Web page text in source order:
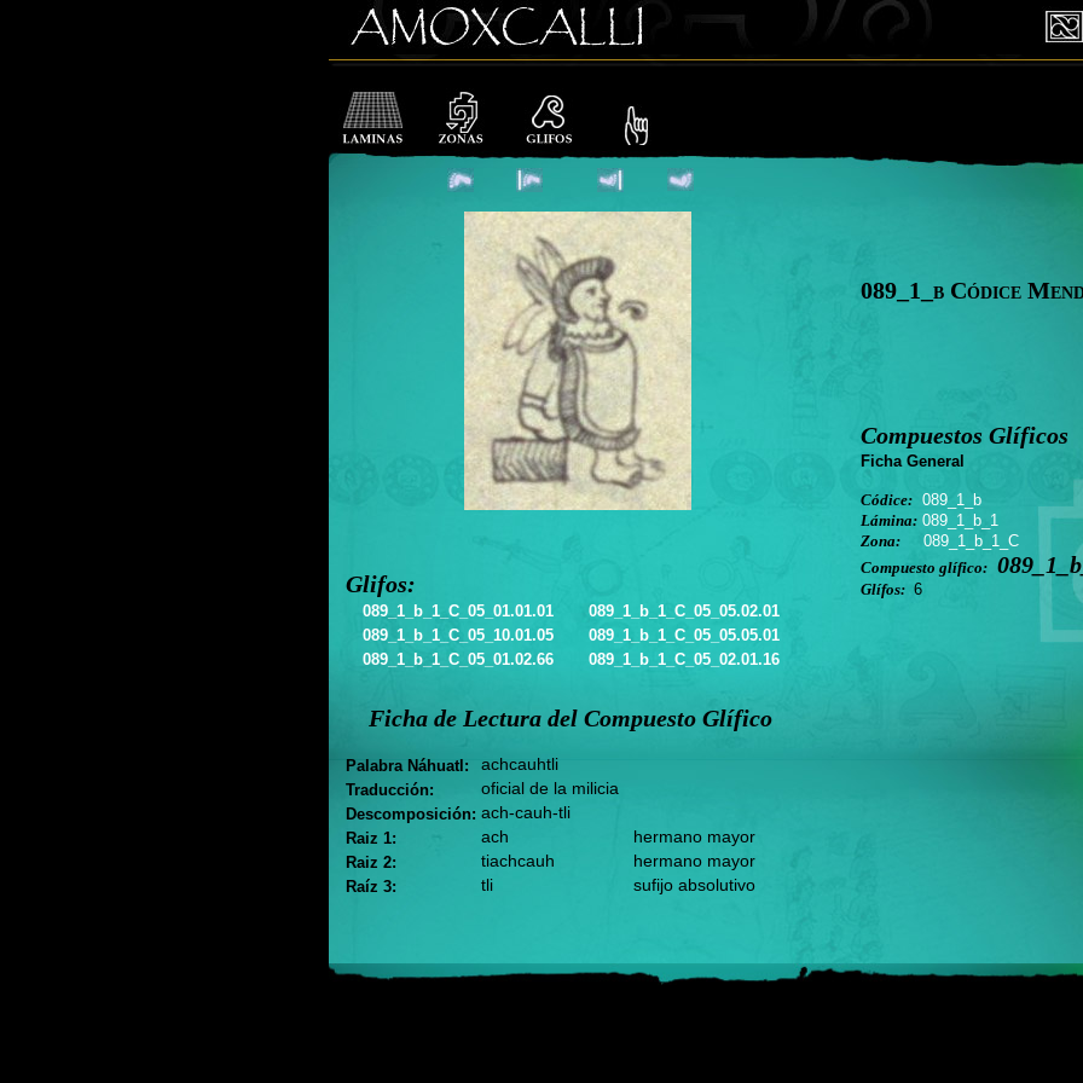
Glifos:
089_1_b_1_C_05_01.01.01
089_1_b_1_C_05_05.02.01
089_1_b_1_C_05_10.01.05
089_1_b_1_C_05_05.05.01
089_1_b_1_C_05_01.02.66
089_1_b_1_C_05_02.01.16
Ficha de Lectura del Compuesto Glífico
Palabra Náhuatl: achcauhtli
Traducción: oficial de la milicia
Descomposición: ach-cauh-tli
Raiz 1: ach hermano mayor
Raiz 2: tiachcauh hermano mayor
Raíz 3: tli sufijo absolutivo
089_1_b Códice
Compuestos Glíficos
Ficha General
Códice: 089_1_b
Lámina: 089_1_b_1
Zona:
089_1_b_1_C
Compuesto glífico:
Glífos: 6